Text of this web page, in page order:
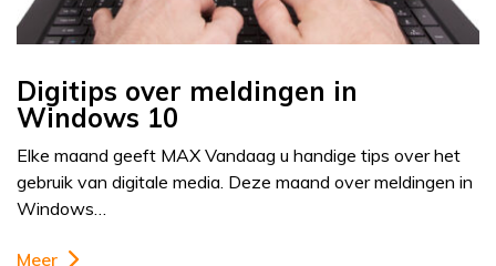
Digitips over meldingen in
Windows 10
Elke maand geeft MAX Vandaag u handige tips over het
gebruik van digitale media. Deze maand over meldingen in
Windows…
Meer